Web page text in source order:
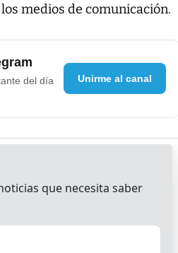
medios de comunicación.
del día
Unirme al canal